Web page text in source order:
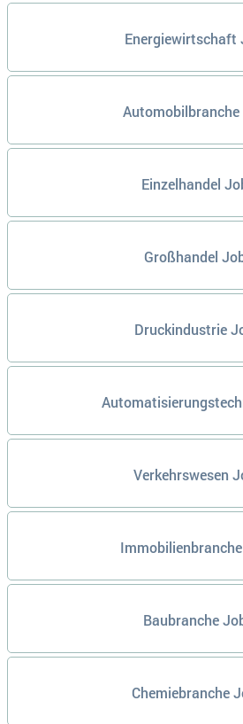
Energiewirtschaft
Automobilbranche
Einzelhandel
Großhandel
Druckindustrie
Verkehrswesen
Baubranche
Chemiebranche